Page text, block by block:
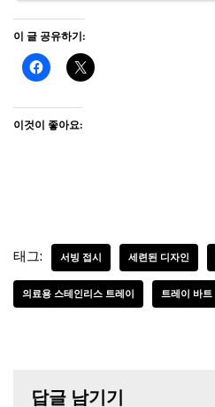
이 글 공유하기:
이것이 좋아요:
태그: 서빙 접시 세련된 디자인
의료용 스테인리스 트레이 트레이 바트
답글 남기기